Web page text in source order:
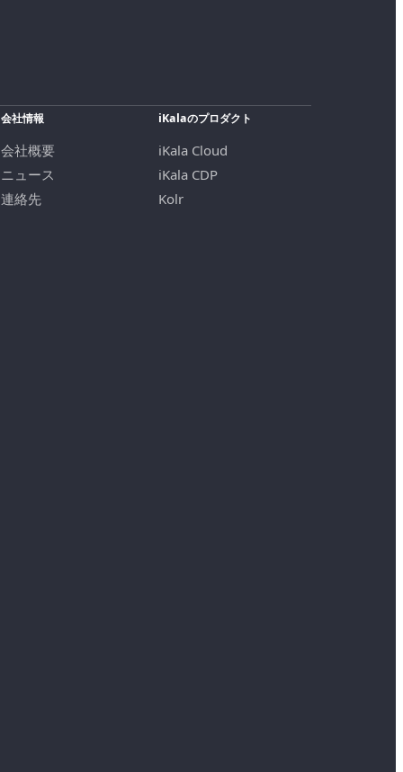
会社情報
会社概要
ニュース
連絡先
iKalaのプロダクト
iKala Cloud
iKala CDP
Kolr